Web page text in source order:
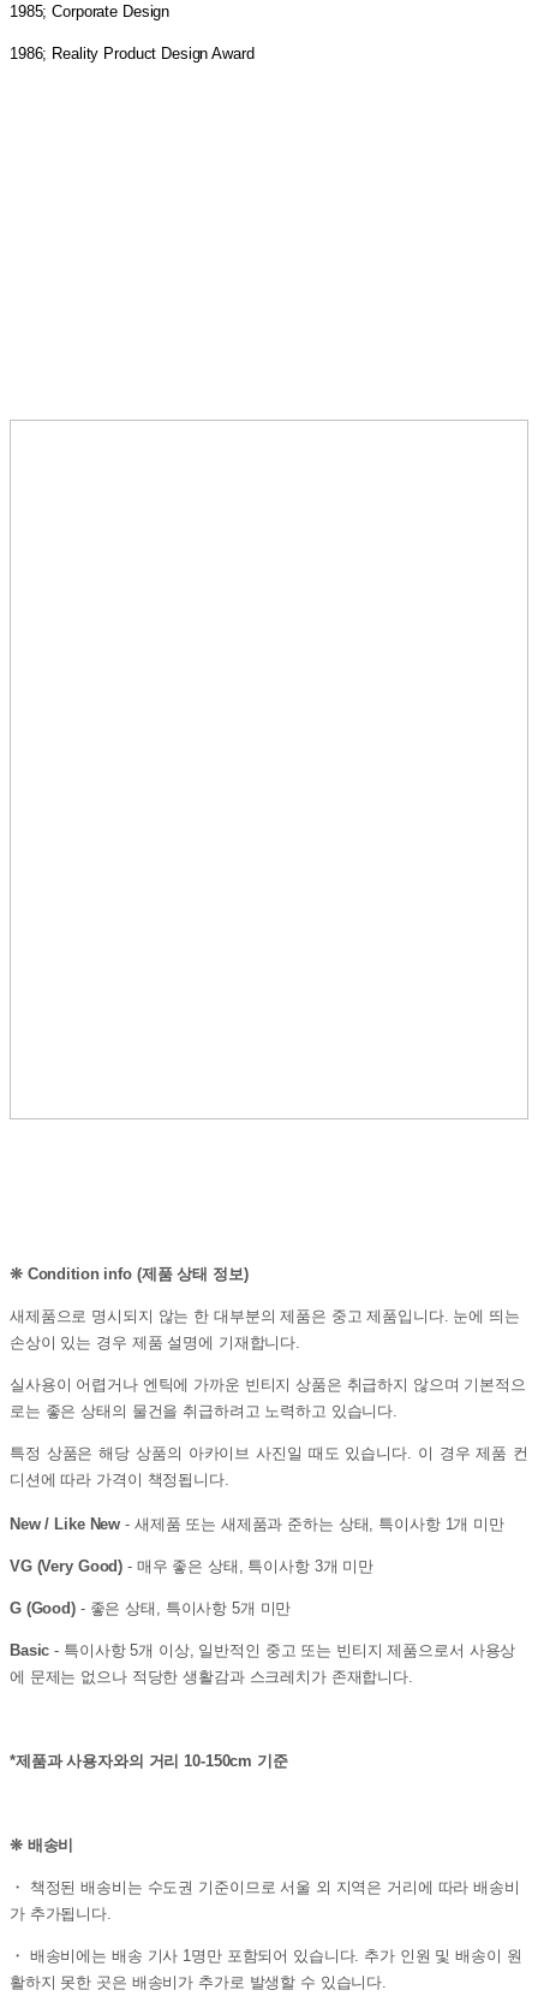
1985; Corporate Design
1986; Reality Product Design Award
❊ Condition info (제품 상태 정보)
새제품으로 명시되지 않는 한 대부분의 제품은 중고 제품입니다. 눈에 띄는
손상이 있는 경우 제품 설명에 기재합니다.
실사용이 어렵거나 엔틱에 가까운 빈티지 상품은 취급하지 않으며 기본적으
로는 좋은 상태의 물건을 취급하려고 노력하고 있습니다.
특정 상품은 해당 상품의 아카이브 사진일 때도 있습니다. 이 경우 제품 컨
디션에 따라 가격이 책정됩니다.
New / Like New - 새제품 또는 새제품과 준하는 상태, 특이사항 1개 미만
VG (Very Good) - 매우 좋은 상태, 특이사항 3개 미만
G (Good)- 좋은 상태, 특이사항 5개 미만
Basic - 특이사항 5개 이상, 일반적인 중고 또는 빈티지 제품으로서 사용상
에 문제는 없으나 적당한 생활감과 스크레치가 존재합니다.
*제품과 사용자와의 거리 10-150cm 기준
❊ 배송비
・ 책정된 배송비는 수도권 기준이므로 서울 외 지역은 거리에 따라 배송비
가 추가됩니다.
・ 배송비에는 배송 기사 1명만 포함되어 있습니다. 추가 인원 및 배송이 원
활하지 못한 곳은 배송비가 추가로 발생할 수 있습니다.